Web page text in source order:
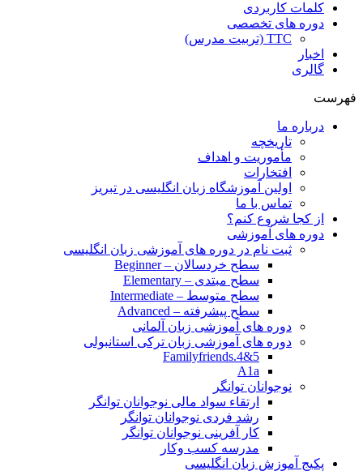
کلمات کاربردی
دوره های تخصصی
TTC (تربیت مدرس)
اخبار
گالری
فهرست
درباره ما
تاریخچه
مأموریت و اهداف
افتخارات
اولین آموزشگاه زبان انگلیسی در تبریز
تماس با ما
از کجا شروع کنم؟
دوره های آموزشی
ثبت نام در دوره های آموزشی زبان انگلیسی
سطح خردسالان – Beginner
سطح مبتدی – Elementary
سطح متوسط – Intermediate
سطح پیشرفته – Advanced
دوره های آموزشی زبان آلمانی
دوره های آموزشی زبان ترکی استانبولی
Familyfriends.4&5
A1a
نوجوانان توانگر
ارتقاء سواد مالی نوجوانان توانگر
رشد فردی نوجوانان توانگر
کار آفرینی نوجوانان توانگر
مدرسه کسب وکار
پکیج آموزش زبان انگلیسی